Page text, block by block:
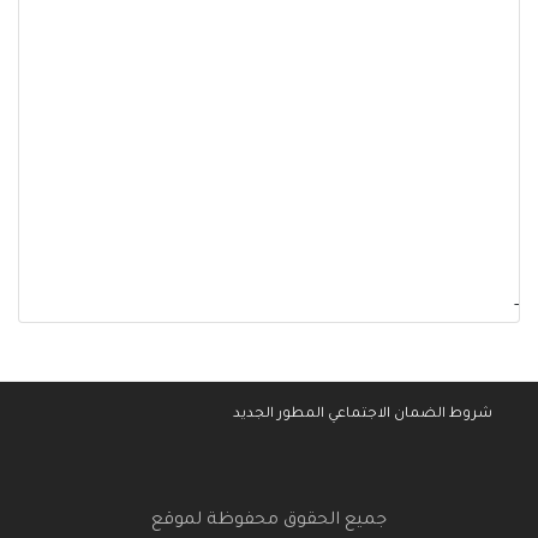
-
شروط الضمان الاجتماعي المطور الجديد
جميع الحقوق محفوظة لموقع